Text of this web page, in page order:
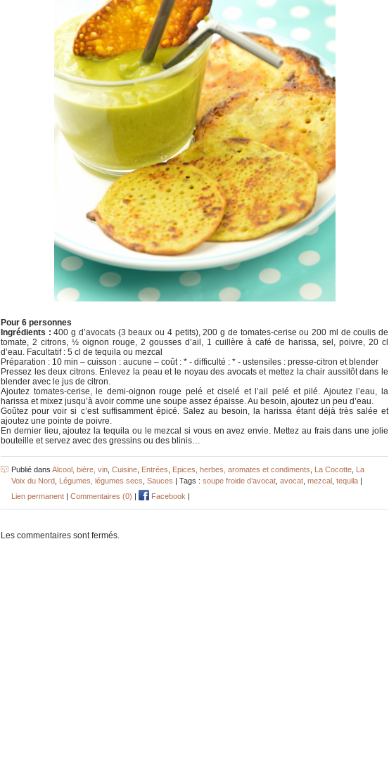
Pour 6 personnes
Ingrédients : 400 g d’avocats (3 beaux ou 4 petits), 200 g de tomates-cerise ou 200 ml de coulis de
tomate, 2 citrons, ½ oignon rouge, 2 gousses d’ail, 1 cuillère à café de harissa, sel, poivre, 20 cl
d’eau. Facultatif : 5 cl de tequila ou mezcal
Préparation : 10 min – cuisson : aucune – coût : * - difficulté : * - ustensiles : presse-citron et blender
Pressez les deux citrons. Enlevez la peau et le noyau des avocats et mettez la chair aussitôt dans le
blender avec le jus de citron.
Ajoutez tomates-cerise, le demi-oignon rouge pelé et ciselé et l’ail pelé et pilé. Ajoutez l’eau, la
harissa et mixez jusqu’à avoir comme une soupe assez épaisse. Au besoin, ajoutez un peu d’eau.
Goûtez pour voir si c’est suffisamment épicé. Salez au besoin, la harissa étant déjà très salée et
ajoutez une pointe de poivre.
En dernier lieu, ajoutez la tequila ou le mezcal si vous en avez envie. Mettez au frais dans une jolie
bouteille et servez avec des gressins ou des blinis…
Publié dans Alcool, bière, vin Cuisine Entrées Epices, herbes, aromates et condiments La Cocotte La
Voix du Nord Légumes, légumes secs Sauces | Tags : soupe froide d’avocat avocat mezcal tequila |
Lien permanent | Commentaires (0) | Facebook |
Les commentaires sont fermés.